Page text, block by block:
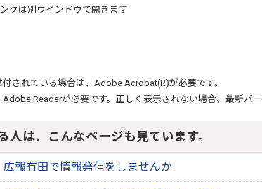
クは別ウインドウで開きます
されている場合は、 Adobe Acrobat(R)が必要です。
Adobe Readerが必要です。正しく表示されない場合、最新バ
人は、こんなページも見ています。
広報有田で情報発信をしませんか